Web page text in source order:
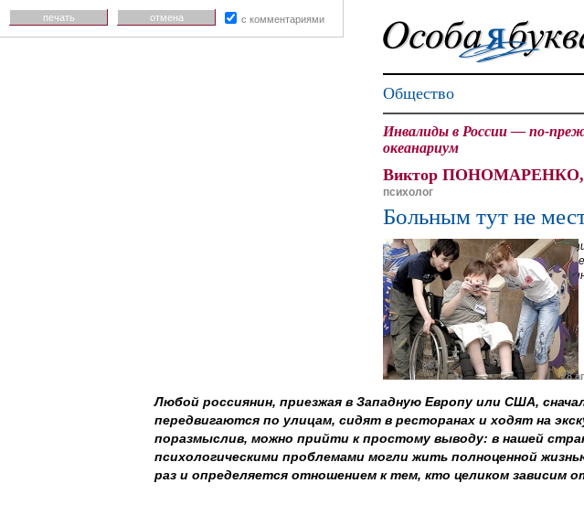
Общество
Инвалиды в России — по-
океанариум
Виктор ПОНОМАРЕНКО,
психолог
Больным тут не
с
28
Любой россиянин, приезжая в Западную Европу или США,
передвигаются по улицам, сидят в ресторанах и ходят на
поразмыслив, можно прийти к простому выводу: в нашей
психологическими проблемами могли жить полноценной
раз и определяется отношением к тем, кто целиком зависим
печать отмена с комментариями